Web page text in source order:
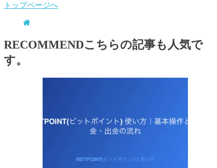
トップページへ
RECOMMENDこちらの記事も人気で
す。